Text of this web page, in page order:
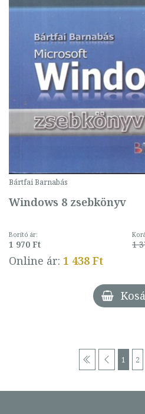
Bártfai Barnabás
Windows 8 zsebkönyv
Borító ár:
1 970 Ft 1
Online ár: 1 438 Ft
1 2